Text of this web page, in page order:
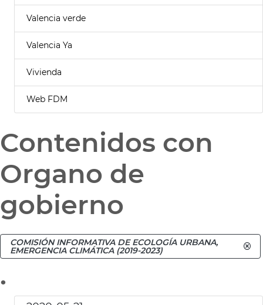
Valencia verde
Valencia Ya
Vivienda
Web FDM
Contenidos con
Organo de
gobierno
COMISIÓN INFORMATIVA DE ECOLOGÍA URBANA,
EMERGENCIA CLIMÁTICA (2019-2023)
.